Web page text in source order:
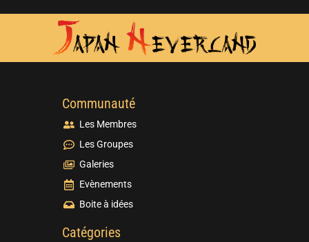
Communauté
Les Membres
Les Groupes
Galeries
Evènements
Boite à idées
Catégories